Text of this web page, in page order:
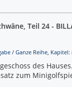
Teil 24 -
/ Ganze Reihe, Kapitel:
des
zum